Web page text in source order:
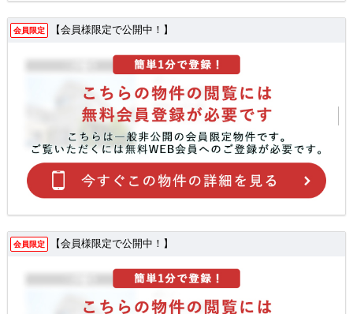
会員限定 【会員様限定で公開中！】
会員限定 【会員様限定で公開中！】